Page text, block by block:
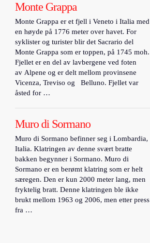
Monte Grappa
Monte Grappa er et fjell i Veneto i Italia med
en høyde på 1776 meter over havet. For
syklister og turister blir det Sacrario del
Monte Grappa som er toppen, på 1745 moh.
Fjellet er en del av lavbergene ved foten
av Alpene og er delt mellom provinsene
Vicenza, Treviso og Belluno. Fjellet var
åsted for …
Muro di Sormano
Muro di Sormano befinner seg i Lombardia,
Italia. Klatringen av denne svært bratte
bakken begynner i Sormano. Muro di
Sormano er en berømt klatring som er helt
særegen. Den er kun 2000 meter lang, men
fryktelig bratt. Denne klatringen ble ikke
brukt mellom 1963 og 2006, men etter press
fra …